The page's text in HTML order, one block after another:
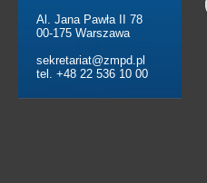
Al. Jana Pawła II 78
00-175 Warszawa
sekretariat@zmpd.pl
tel. +48 22 536 10 00